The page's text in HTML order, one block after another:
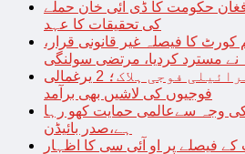
حکومت کا ڈی آئی خان حملے
کی تحقیقات کا عہد
کورٹ کا فیصلہ غیر قانونی قرار،
نے مسترد کردیا، مرتضی سولنگی
غزہ میں مزید 10 اسرائیلی فوجی ہلاک؛ 2 یرغمالی
فوجیوں کی لاشیں بھی برآمد
کی وجہ سےعالمی حمایت کھو رہا
ہے،صدر بائیڈن
کے فیصلے پر او آئی سی کا اظہارِ